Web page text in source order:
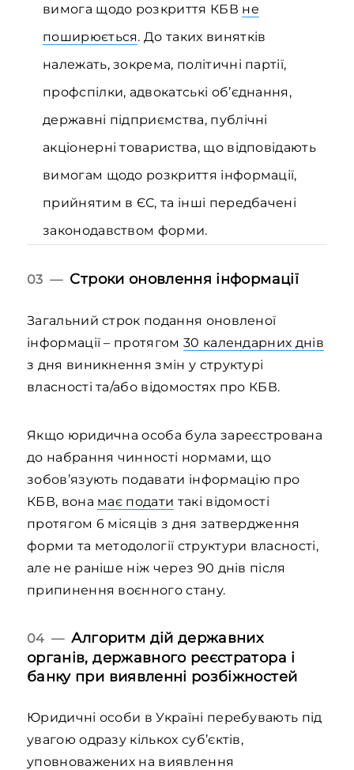
вимога щодо розкриття КБВ не
поширюється. До таких винятків
належать, зокрема, політичні партії,
профспілки, адвокатські об’єднання,
державні підприємства, публічні
акціонерні товариства, що відповідають
вимогам щодо розкриття інформації,
прийнятим в ЄС, та інші передбачені
законодавством форми.
03 — Строки оновлення інформації
Загальний строк подання оновленої
інформації – протягом 30 календарних днів
з дня виникнення змін у структурі
власності та/або відомостях про КБВ.
Якщо юридична особа була зареєстрована
до набрання чинності нормами, що
зобов’язують подавати інформацію про
КБВ, вона має подати такі відомості
протягом 6 місяців з дня затвердження
форми та методології структури власності,
але не раніше ніж через 90 днів після
припинення воєнного стану.
04 —Алгоритм дій державних
органів, державного реєстратора і
банку при виявленні розбіжностей
Юридичні особи в Україні перебувають під
увагою одразу кількох суб’єктів,
уповноважених на виявлення